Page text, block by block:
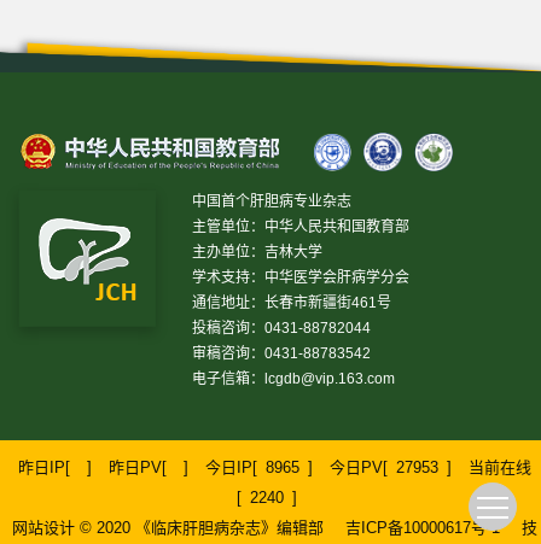
中国首个肝胆病专业杂志
主管单位：中华人民共和国教育部
主办单位：吉林大学
学术支持：中华医学会肝病学分会
通信地址：长春市新疆街461号
投稿咨询：0431-88782044
审稿咨询：0431-88783542
电子信箱：
lcgdb@vip.163.com
昨日IP[ ] 昨日PV[ ] 今日IP[ 8965 ] 今日PV[ 27953 ]
当前在线
[ 2240 ]
网站设计 © 2020 《临床肝胆病杂志》编辑部
吉ICP备10000617号-1 技